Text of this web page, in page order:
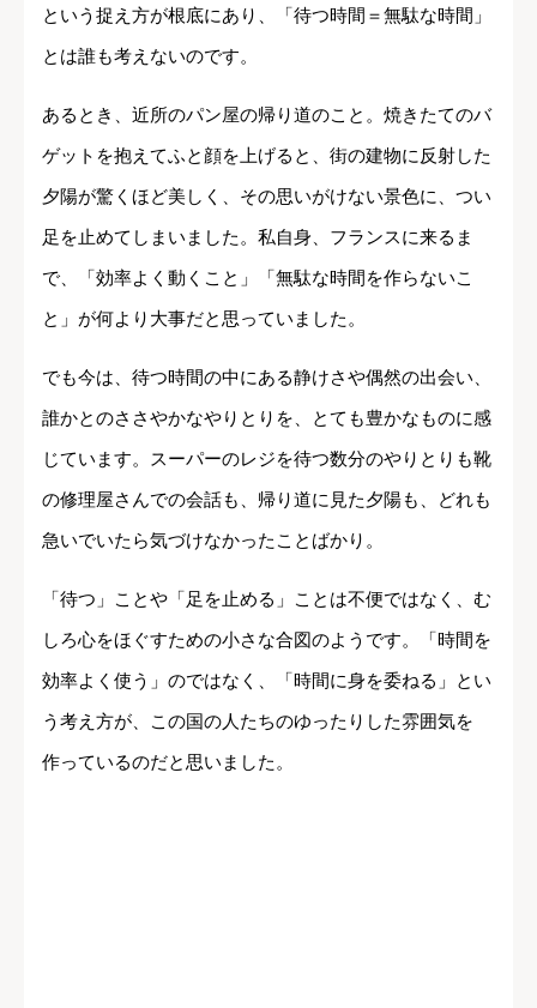
という捉え方が根底にあり、「待つ時間＝無駄な時間」
とは誰も考えないのです。
あるとき、近所のパン屋の帰り道のこと。焼きたてのバ
ゲットを抱えてふと顔を上げると、街の建物に反射した
夕陽が驚くほど美しく、その思いがけない景色に、つい
足を止めてしまいました。私自身、フランスに来るま
で、「効率よく動くこと」「無駄な時間を作らないこ
と」が何より大事だと思っていました。
でも今は、待つ時間の中にある静けさや偶然の出会い、
誰かとのささやかなやりとりを、とても豊かなものに感
じています。スーパーのレジを待つ数分のやりとりも靴
の修理屋さんでの会話も、帰り道に見た夕陽も、どれも
急いでいたら気づけなかったことばかり。
「待つ」ことや「足を止める」ことは不便ではなく、む
しろ心をほぐすための小さな合図のようです。「時間を
効率よく使う」のではなく、「時間に身を委ねる」とい
う考え方が、この国の人たちのゆったりした雰囲気を
作っているのだと思いました。